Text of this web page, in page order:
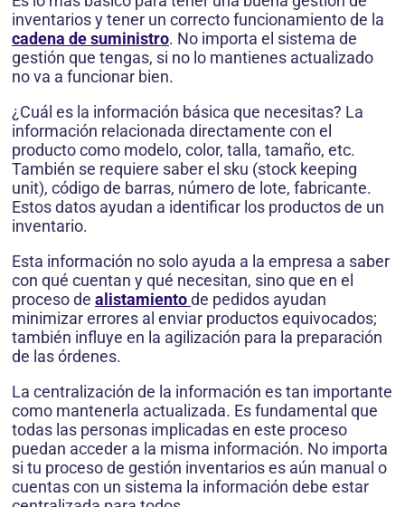
inventarios y tener un correcto funcionamiento de la
cadena de suministro. No importa el sistema de
gestión que tengas, si no lo mantienes actualizado
no va a funcionar bien.
¿Cuál es la información básica que necesitas? La
información relacionada directamente con el
producto como modelo, color, talla, tamaño, etc.
También se requiere saber el sku (stock keeping
unit), código de barras, número de lote, fabricante.
Estos datos ayudan a identificar los productos de un
inventario.
Esta información no solo ayuda a la empresa a saber
con qué cuentan y qué necesitan, sino que en el
proceso de alistamientode pedidos ayudan
minimizar errores al enviar productos equivocados;
también influye en la agilización para la preparación
de las órdenes.
La centralización de la información es tan importante
como mantenerla actualizada. Es fundamental que
todas las personas implicadas en este proceso
puedan acceder a la misma información. No importa
si tu proceso de gestión inventarios es aún manual o
cuentas con un sistema la información debe estar